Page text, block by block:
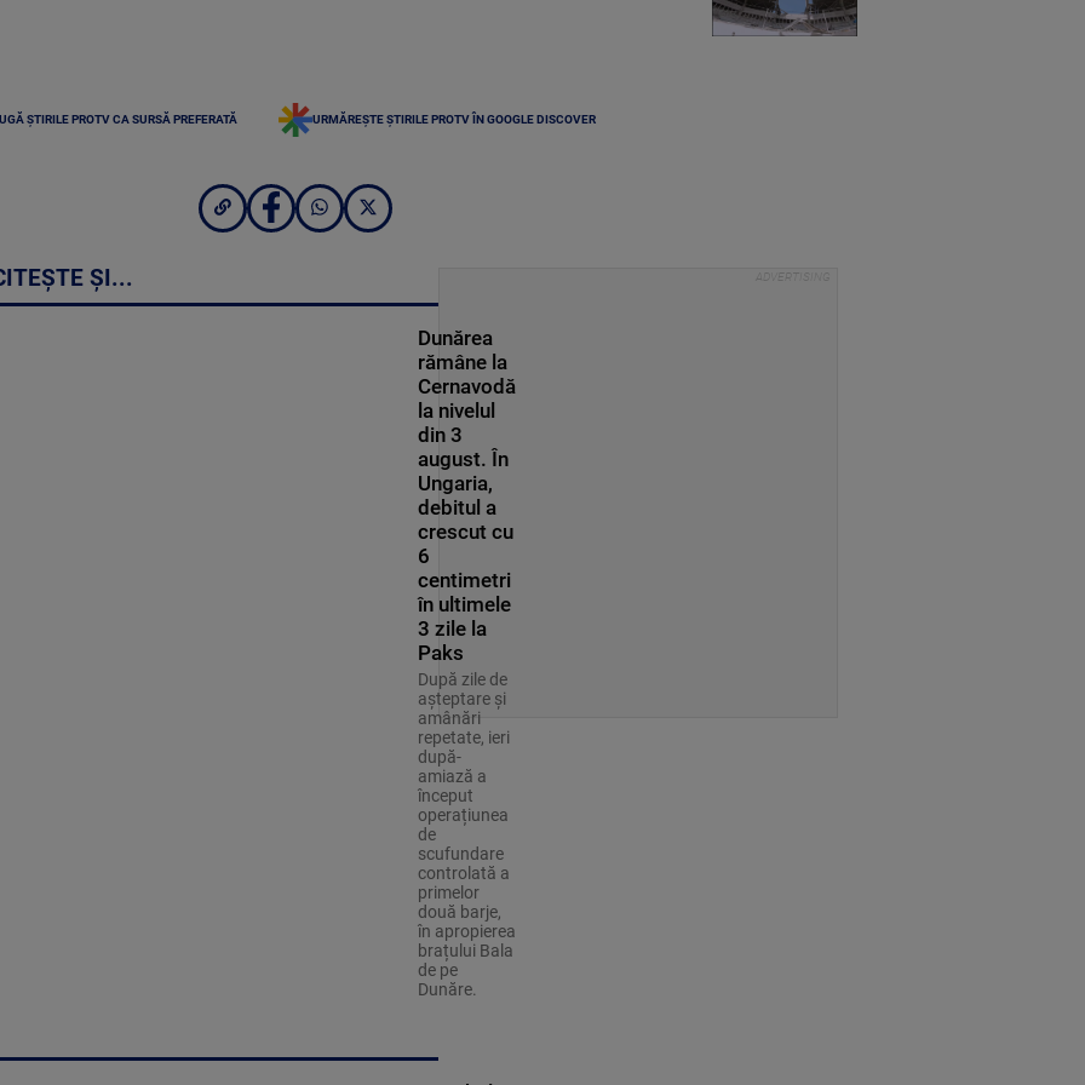
ȘTIRILE PROTV CA SURSĂ PREFERATĂ URMĂREȘTE ȘTIRILE PROTV ÎN GOOGLE DISCOVER
ȘI...
Dunărea
rămâne la
Cernavodă
la nivelul
din 3
august. În
Ungaria,
debitul a
crescut cu
6
centimetri
în ultimele
3 zile la
Paks
După zile de
așteptare și
amânări
repetate, ieri
după-
amiază a
început
operațiunea
de
scufundare
controlată a
primelor
două barje,
în apropierea
brațului Bala
de pe
Dunăre.